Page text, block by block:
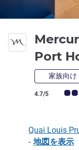
Port
家族向け
お客さまの声 (
4.7/5
Quai Louis
- 地図を表示